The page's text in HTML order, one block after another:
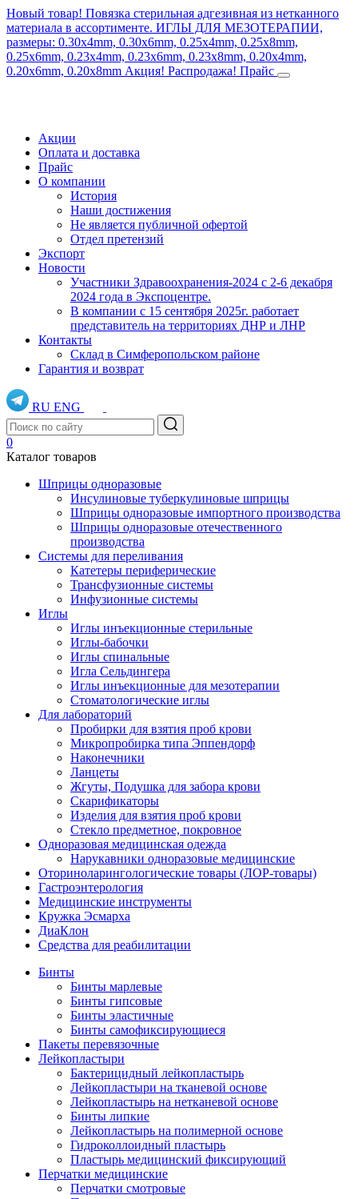
Новый товар! Повязка стерильная адгезивная из нетканного
материала в ассортименте. ИГЛЫ ДЛЯ МЕЗОТЕРАПИИ,
размеры: 0.30x4mm, 0.30x6mm, 0.25x4mm, 0.25x8mm,
0.25x6mm, 0.23x4mm, 0.23x6mm, 0.23x8mm, 0.20x4mm,
0.20x6mm, 0.20x8mm Акция! Распродажа! Прайс
Акции
Оплата и доставка
Прайс
О компании
История
Наши достижения
Не является публичной офертой
Отдел претензий
Экспорт
Новости
Участники Здравоохранения-2024 с 2-6 декабря
2024 года в Экспоцентре.
В компании с 15 сентября 2025г. работает
представитель на территориях ДНР и ЛНР
Контакты
Склад в Симферопольском районе
Гарантия и возврат
RU ENG
0
Каталог товаров
Шприцы одноразовые
Инсулиновые туберкулиновые шприцы
Шприцы одноразовые импортного производства
Шприцы одноразовые отечественного
производства
Системы для переливания
Катетеры периферические
Трансфузионные системы
Инфузионные системы
Иглы
Иглы инъекционные стерильные
Иглы-бабочки
Иглы спинальные
Игла Сельдингера
Иглы инъекционные для мезотерапии
Стоматологические иглы
Для лабораторий
Пробирки для взятия проб крови
Микропробирка типа Эппендорф
Наконечники
Ланцеты
Жгуты, Подушка для забора крови
Скарификаторы
Изделия для взятия проб крови
Стекло предметное, покровное
Одноразовая медицинская одежда
Нарукавники одноразовые медицинские
Оториноларингологические товары (ЛОР-товары)
Гастроэнтерология
Медицинские инструменты
Кружка Эсмарха
ДиаКлон
Средства для реабилитации
Бинты
Бинты марлевые
Бинты гипсовые
Бинты эластичные
Бинты самофиксирующиеся
Пакеты перевязочные
Лейкопластыри
Бактерицидный лейкопластырь
Лейкопластыри на тканевой основе
Лейкопластырь на нетканевой основе
Бинты липкие
Лейкопластырь на полимерной основе
Гидроколлоидный пластырь
Пластырь медицинский фиксирующий
Перчатки медицинские
Перчатки смотровые